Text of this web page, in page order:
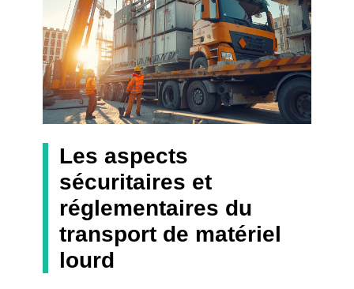
Les aspects
sécuritaires et
réglementaires du
transport de matériel
lourd